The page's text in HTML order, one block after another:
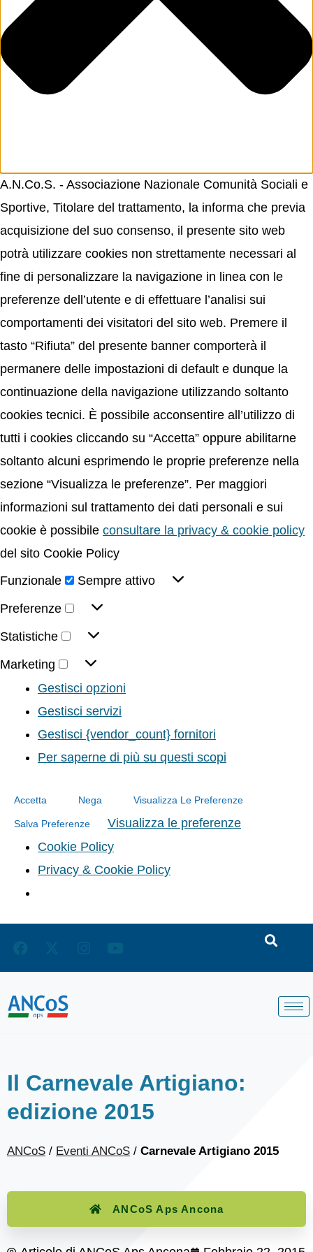
A.N.Co.S. - Associazione Nazionale Comunità Sociali e
Sportive, Titolare del trattamento, la informa che previa
acquisizione del suo consenso, il presente sito web
potrà utilizzare cookies non strettamente necessari al
fine di personalizzare la navigazione in linea con le
preferenze dell’utente e di effettuare l’analisi sui
comportamenti dei visitatori del sito web. Premere il
tasto “Rifiuta” del presente banner comporterà il
permanere delle impostazioni di default e dunque la
continuazione della navigazione utilizzando soltanto
cookies tecnici. È possibile acconsentire all’utilizzo di
tutti i cookies cliccando su “Accetta” oppure abilitarne
soltanto alcuni esprimendo le proprie preferenze nella
sezione “Visualizza le preferenze”. Per maggiori
informazioni sul trattamento dei dati personali e sui
cookie è possibile consultare la privacy & cookie policy
del sito Cookie Policy
Funzionale
Sempre attivo
Preferenze
Statistiche
Marketing
Gestisci opzioni
Gestisci servizi
Gestisci {vendor_count} fornitori
Per saperne di più su questi scopi
Accetta Nega Visualizza Le Preferenze
Salva Preferenze
Visualizza le preferenze
Cookie Policy
Privacy & Cookie Policy
Il Carnevale Artigiano:
edizione 2015
ANCoS / Eventi ANCoS / Carnevale Artigiano 2015
ANCoS Aps Ancona